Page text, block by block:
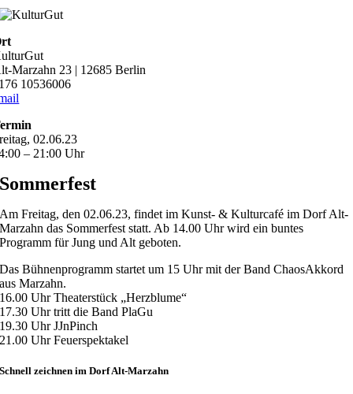
Marzahn 23 | 12685 Berlin
10536006
02.06.23
– 21:00 Uhr
Sommerfest
Am Freitag, den 02.06.23, findet im Kunst- & Kulturcafé im Dorf Alt-
Marzahn das Sommerfest statt. Ab 14.00 Uhr wird ein buntes
Programm für Jung und Alt geboten.
Das Bühnenprogramm startet um 15 Uhr mit der Band ChaosAkkord
aus Marzahn.
16.00 Uhr Theaterstück „Herzblume“
17.30 Uhr tritt die Band PlaGu
19.30 Uhr JJnPinch
21.00 Uhr Feuerspektakel
Schnell zeichnen im Dorf Alt-Marzahn